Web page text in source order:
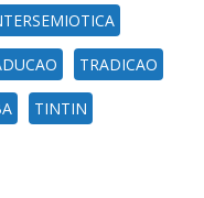
TRADICAO
TINTIN